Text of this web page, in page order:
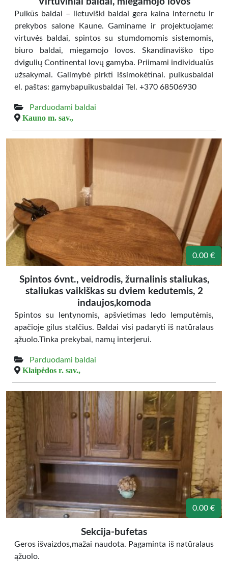
Puikūs baldai – lietuviški baldai gera kaina internetu ir
prekybos salone Kaune. Gaminame ir projektuojame:
virtuvės baldai, spintos su stumdomomis sistemomis,
biuro baldai, miegamojo lovos. Skandinaviško tipo
dvigulių Continental lovų gamyba. Priimami individualūs
užsakymai. Galimybė pirkti išsimokėtinai. puikusbaldai
el. paštas: gamybapuikusbaldai Tel. +370 68506930
Parduodami baldai
Kauno m. sav.,
0.00 €
Spintos 6vnt., veidrodis, žurnalinis staliukas,
staliukas vaikiškas su dviem kedutemis, 2
indaujos,komoda
Spintos su lentynomis, apšvietimas ledo lemputėmis,
apačioje gilus stalčius. Baldai visi padaryti iš natūralaus
ąžuolo.Tinka prekybai, namų interjerui.
Parduodami baldai
Klaipėdos r. sav.,
0.00 €
Sekcija-bufetas
Geros išvaizdos,mažai naudota. Pagaminta iš natūralaus
ąžuolo.